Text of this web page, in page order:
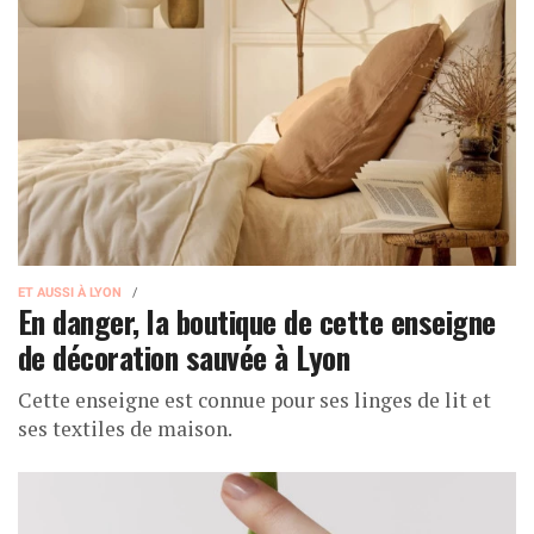
ET AUSSI À LYON
En danger, la boutique de cette enseigne
de décoration sauvée à Lyon
Cette enseigne est connue pour ses linges de lit et
ses textiles de maison.